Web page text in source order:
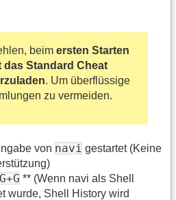
beim ersten Starten
das Standard Cheat
. Um überflüssige
zu vermeiden.
von navi gestartet (Keine
** (Wenn navi als Shell
wurde, Shell History wird